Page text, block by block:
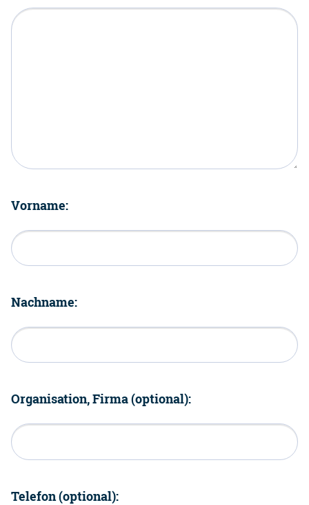
Vorname:
Nachname:
Organisation, Firma (optional):
Telefon (optional):